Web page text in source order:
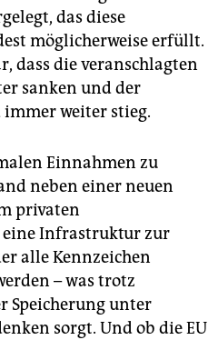
das diese
möglicherweise erfüllt.
dass die veranschlagten
sanken und der
weiter stieg.
Einnahmen zu
neben einer neuen
privaten
Infrastruktur zur
alle Kennzeichen
– was trotz
Speicherung unter
sorgt. Und ob die EU